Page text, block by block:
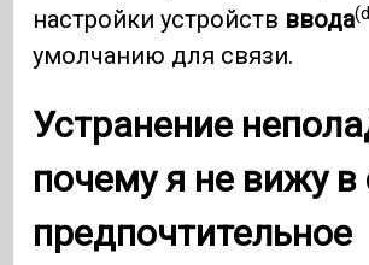
настройки устройств ввода
умолчанию для связи.
Устранение
почему я не вижу в
предпочтительное